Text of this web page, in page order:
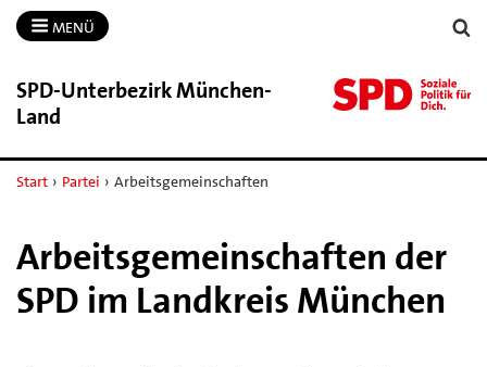
MENÜ
SPD-​Unterbezirk München-​
Land
Start › Partei › Arbeitsgemeinschaften
Arbeitsgemeinschaften der
SPD im Landkreis München